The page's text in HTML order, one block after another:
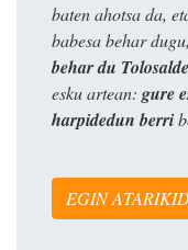
baten ahotsa da,
babesa behar
behar du
esku artean: gure
harpidedun berri
EGIN